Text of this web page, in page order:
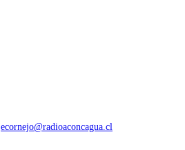
ecornejo@radioaconcagua.cl